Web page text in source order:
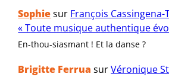
Sophiesur François
« Toute musique authentique
En-thou-siasmant ! Et la danse ?
Brigitte Ferrua surVéronique